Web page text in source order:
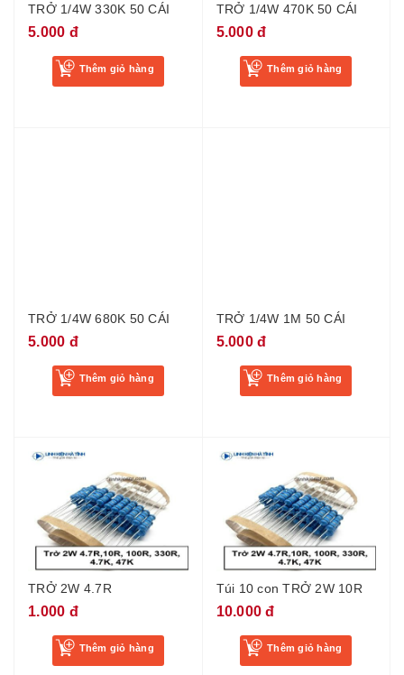
TRỞ 1/4W 330K 50 CÁI
5.000 đ
Thêm giỏ hàng
TRỞ 1/4W 470K 50 CÁI
5.000 đ
Thêm giỏ hàng
TRỞ 1/4W 680K 50 CÁI
5.000 đ
Thêm giỏ hàng
TRỞ 1/4W 1M 50 CÁI
5.000 đ
Thêm giỏ hàng
TRỞ 2W 4.7R
1.000 đ
Thêm giỏ hàng
Túi 10 con TRỞ 2W 10R
10.000 đ
Thêm giỏ hàng